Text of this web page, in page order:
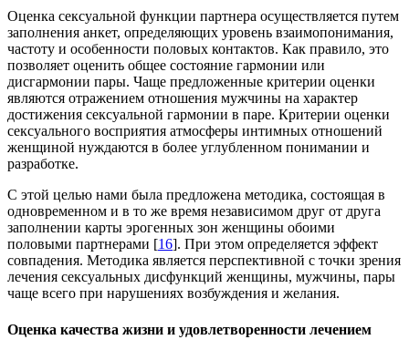
Оценка сексуальной функции партнера осуществляется путем
заполнения анкет, определяющих уровень взаимопонимания,
частоту и особенности половых контактов. Как правило, это
позволяет оценить общее состояние гармонии или
дисгармонии пары. Чаще предложенные критерии оценки
являются отражением отношения мужчины на характер
достижения сексуальной гармонии в паре. Критерии оценки
сексуального восприятия атмосферы интимных отношений
женщиной нуждаются в более углубленном понимании и
разработке.
С этой целью нами была предложена методика, состоящая в
одновременном и в то же время независимом друг от друга
заполнении карты эрогенных зон женщины обоими
половыми партнерами [16]. При этом определяется эффект
совпадения. Методика является перспективной с точки зрения
лечения сексуальных дисфункций женщины, мужчины, пары
чаще всего при нарушениях возбуждения и желания.
Оценка качества жизни и удовлетворенности лечением